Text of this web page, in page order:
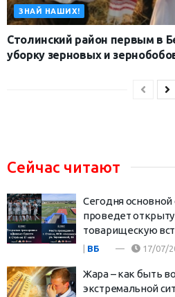
ЗНАЙ НАШИХ!
Столинский район первым в
уборку зерновых и
Сейчас читают
Сегодня основной
проведет
товарищескую
ВБ 17/07/
Жара – как быть
экстремальной